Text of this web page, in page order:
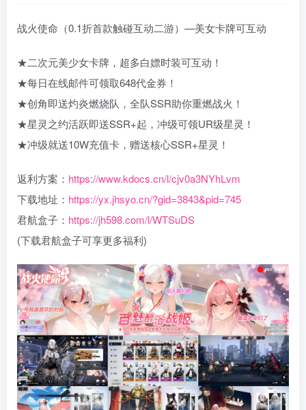
战火使命（0.1折首款触碰互动二游）—美女卡牌可互动
★二次元美少女卡牌，超多白嫖时装可互动！
★每日在线邮件可领取648代金券！
★创角即送灼炎燃烧队，全队SSR助你重燃战火！
★星灵之约活跃即送SSR+起，冲级可领UR级星灵！
★冲级就送10W充值卡，赠送核心SSR+星灵！
返利方案： https://www.kdocs.cn/l/cjv0a3NYhLvm
下载地址： https://yx.jhsyo.cn/?gid=3843&pid=745
君航盒子： https://jh598.com/l/WTSuDS
(下载君航盒子可享更多福利)